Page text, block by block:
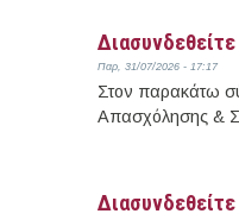
Παρ, 31/07/2026 - 17:17
Στον παρακάτω
Απασχόλησης &